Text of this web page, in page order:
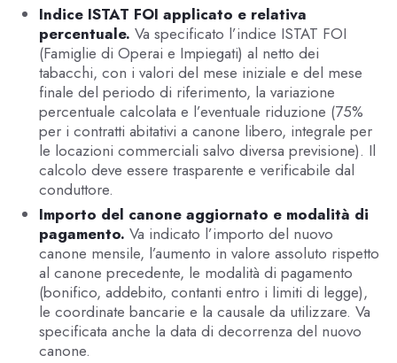
Indice ISTAT FOI applicato e relativa
percentuale. Va specificato l’indice ISTAT FOI
(Famiglie di Operai e Impiegati) al netto dei
tabacchi, con i valori del mese iniziale e del mese
finale del periodo di riferimento, la variazione
percentuale calcolata e l’eventuale riduzione (75%
per i contratti abitativi a canone libero, integrale per
le locazioni commerciali salvo diversa previsione). Il
calcolo deve essere trasparente e verificabile dal
conduttore.
Importo del canone aggiornato e modalità di
pagamento. Va indicato l’importo del nuovo
canone mensile, l’aumento in valore assoluto rispetto
al canone precedente, le modalità di pagamento
(bonifico, addebito, contanti entro i limiti di legge),
le coordinate bancarie e la causale da utilizzare. Va
specificata anche la data di decorrenza del nuovo
canone.